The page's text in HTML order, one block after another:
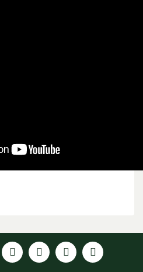
iletebilirsiniz.
ederiz.